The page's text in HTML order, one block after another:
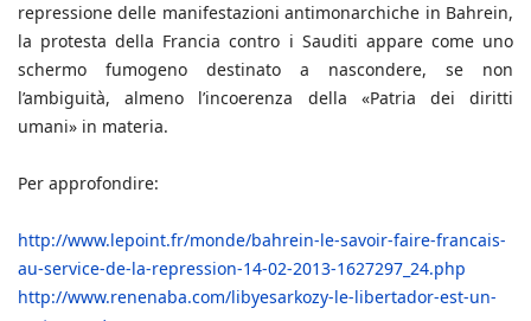
repressione delle manifestazioni antimonarchiche in Bahrein,
la protesta della Francia contro i Sauditi appare come uno
schermo fumogeno destinato a nascondere, se non
l’ambiguità, almeno l’incoerenza della «Patria dei diritti
umani» in materia.
Per approfondire:
http://www.lepoint.fr/monde/bahrein-le-savoir-faire-francais-
au-service-de-la-repression-14-02-2013-1627297_24.php
http://www.renenaba.com/libyesarkozy-le-libertador-est-un-